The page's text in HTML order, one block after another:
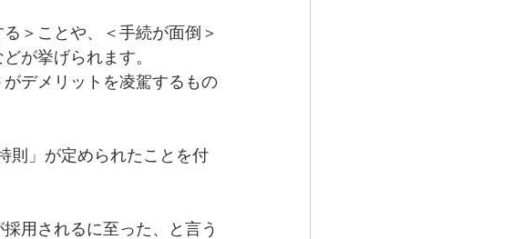
＞ことや、＜手続が面倒＞
が挙げられます。
デメリットを凌駕するもの
則」が定められたことを付
用されるに至った、と言う